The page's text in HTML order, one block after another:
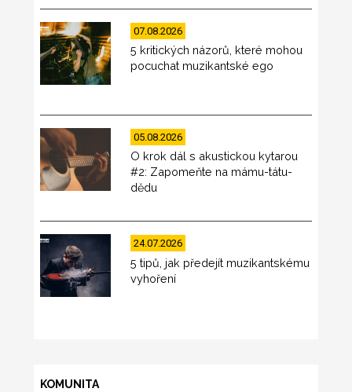
07.08.2026
5 kritických názorů, které mohou
pocuchat muzikantské ego
05.08.2026
O krok dál s akustickou kytarou
#2: Zapomeňte na mámu-tátu-
dědu
24.07.2026
5 tipů, jak předejít muzikantskému
vyhoření
KOMUNITA